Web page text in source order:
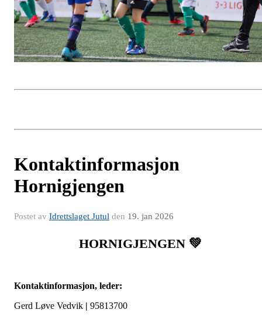
Kontaktinformasjon
Hornigjengen
Postet av Idrettslaget Jutul den 19. jan 2026
HORNIGJENGEN 💚
Kontaktinformasjon, leder:
Gerd Løve Vedvik | 95813700